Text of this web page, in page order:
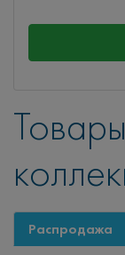
Распродажа